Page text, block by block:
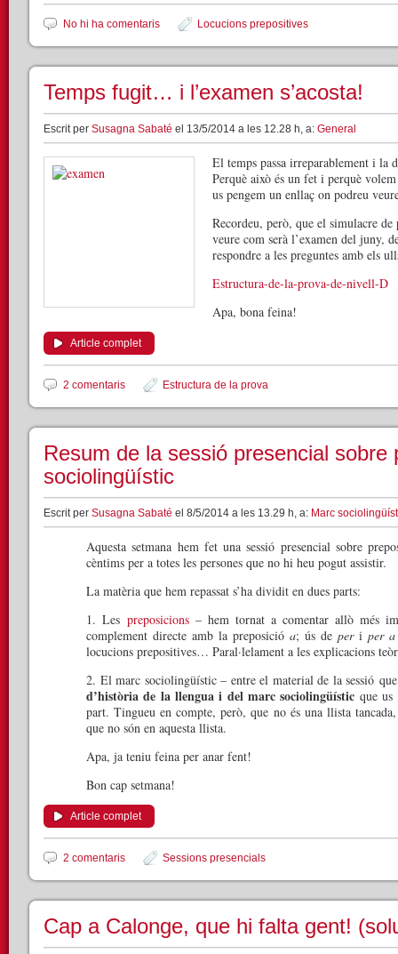
No hi ha comentaris Locucions prepositives
Temps fugit… i l’examen s’acosta!
Escrit per Susagna Sabaté el 13/5/2014 a les 12.28 h, a: General
El temps passa irreparablement i la
Perquè això és un fet i perquè
us pengem un enllaç on podreu
Recordeu, però, que el simulacre
veure com serà l’examen del juny,
respondre a les preguntes amb els
Estructura-de-la-prova-de-nivell-D
Apa, bona feina!
Article complet
2 comentaris Estructura de la prova
Resum de la sessió presencial sobre
sociolingüístic
Escrit per Susagna Sabaté el 8/5/2014 a les 13.29 h, a: Marc
Aquesta setmana hem fet una sessió presencial sobre
cèntims per a totes les persones que no hi heu pogut assistir.
La matèria que hem repassat s’ha dividit en dues parts:
1. Les preposicions – hem tornat a comentar allò més
complement directe amb la preposició a; ús de peri per a
locucions prepositives… Paral·lelament a les explicacions
2. El marc sociolingüístic – entre el material de la sessió
d’història de la llengua i del marc sociolingüístic que us
part. Tingueu en compte, però, que no és una llista
que no són en aquesta llista.
Apa, ja teniu feina per anar fent!
Bon cap setmana!
Article complet
2 comentaris Sessions presencials
Cap a Calonge, que hi falta gent!